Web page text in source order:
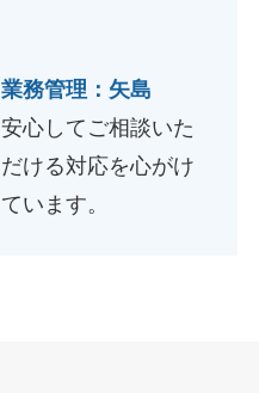
業務管理：矢島
安心してご相談いた
だける対応を心がけ
ています。